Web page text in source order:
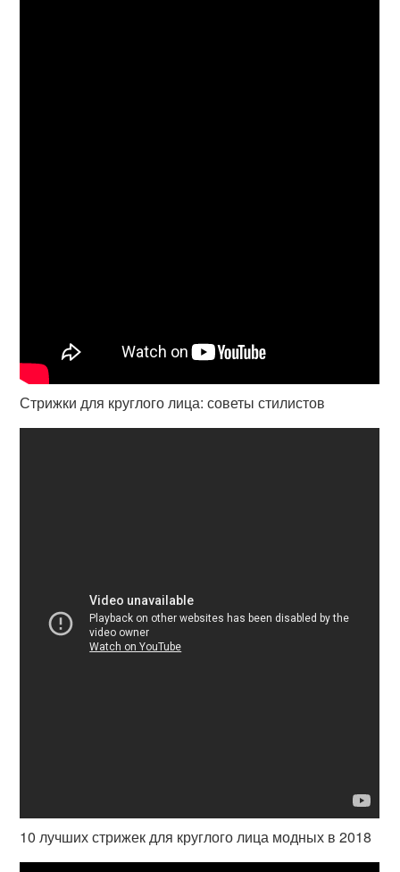
Стрижки для круглого лица: советы стилистов
10 лучших стрижек для круглого лица модных в 2018